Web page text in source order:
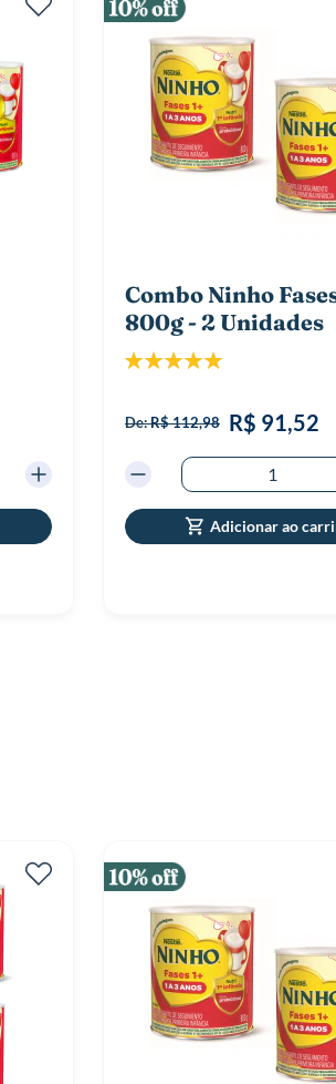
Combo Ninho
800g - 2 Unidades
Classificação:
De:R$ 112,98 R$ 91,52
Adicionar ao